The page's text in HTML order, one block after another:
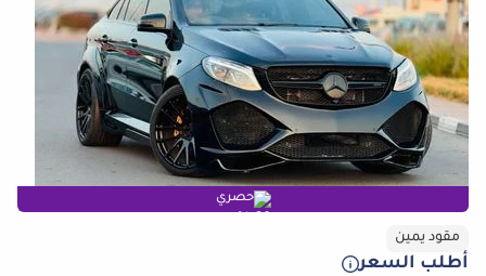
حصري
مقود يمين
أطلب السعر